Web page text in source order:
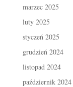
marzec 2025
luty 2025
styczeń 2025
grudzień 2024
listopad 2024
październik 2024